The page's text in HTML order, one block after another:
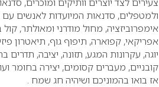
ולמטפלים, סדנאות המיועדות לאנשים עם
אימפרוביזציה, מחול מודרני ומאולתר, קול
אפריקאי, קפוארה, תיפוף גוף, תיאטרון
יוגה, עקרונות המגע, תזונה, יציבה, תדרים
קובניים, מעברים קסומים, יצירה בחומר
אז בואו בהמוניכם ושיהיה חג שמח .